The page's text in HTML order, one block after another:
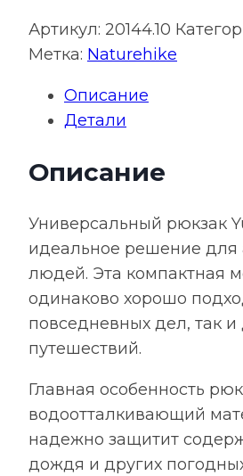
Артикул: 20144.10
Метка: Naturehike
Описание
Детали
Описание
Универсальный рюкзак
идеальное решение для
людей. Эта компактная
одинаково хорошо
повседневных дел, так и
путешествий.
Главная особенность
водоотталкивающий
надежно защитит
дождя и других